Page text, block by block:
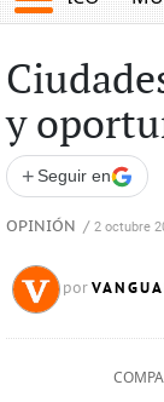
y
+ Seguir en
OPINIÓN / 2 octubre
por